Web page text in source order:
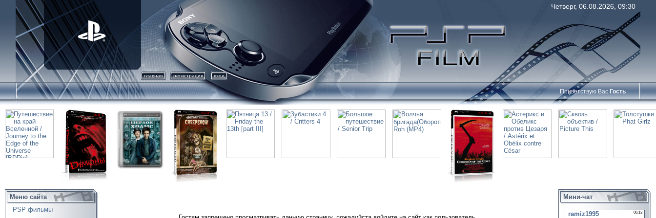
Четверг, 06.08.2026, 09:30
главная регистрация вход
Приветствую Вас Гость
Меню сайта
PSP фильмы
Мини-чат